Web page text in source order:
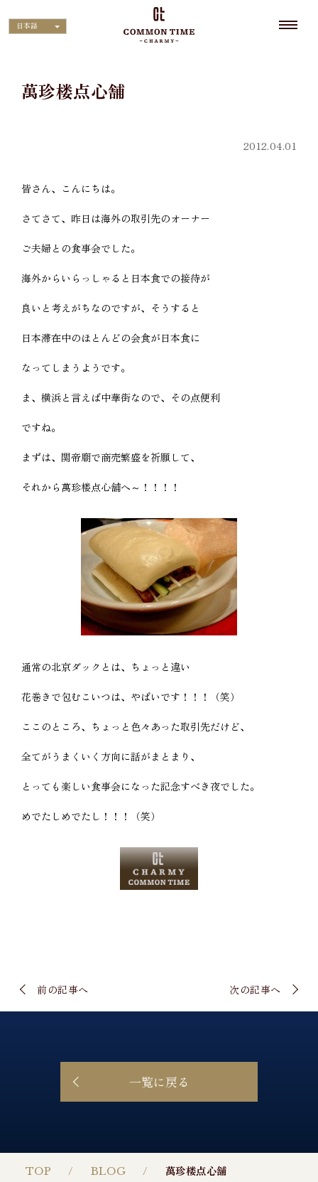
日本語
TOP BLOG 萬珍楼点心舗
萬珍楼点心舗
2012.04.01
皆さん、こんにちは。
さてさて、昨日は海外の取引先のオーナー
ご夫婦との食事会でした。
海外からいらっしゃると日本食での接待が
良いと考えがちなのですが、そうすると
日本滞在中のほとんどの会食が日本食に
なってしまうようです。
ま、横浜と言えば中華街なので、その点便利
ですね。
まずは、関帝廟で商売繁盛を祈願して、
それから萬珍楼点心舗へ～！！！！
通常の北京ダックとは、ちょっと違い
花巻きで包むこいつは、やばいです！！！（笑）
ここのところ、ちょっと色々あった取引先だけど、
全てがうまくいく方向に話がまとまり、
とっても楽しい食事会になった記念すべき夜でした。
めでたしめでたし！！！（笑）
前の記事へ 次の記事へ
一覧に戻る